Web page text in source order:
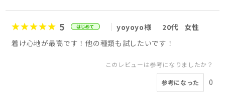
5 yoyoyo様 20代
女性
着け心地が最高です！他の種類も試したいです！
このレビューは参考になりましたか？
参考になった 0